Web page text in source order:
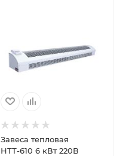
Завеса тепловая
НТТ-610 6 кВт 220В